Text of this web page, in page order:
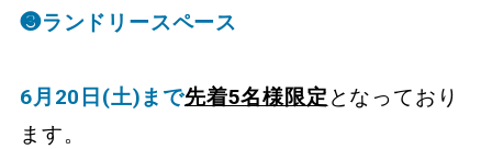
❸ランドリースペース
6月20日(土)まで先着5名様限定となっており
ます。